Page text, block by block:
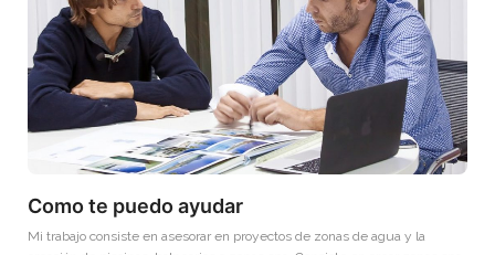
Como te puedo ayudar
Mi trabajo consiste en asesorar en proyectos de zonas de agua y la